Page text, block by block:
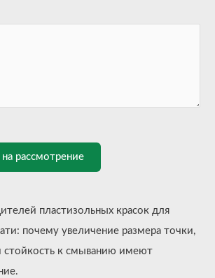
на рассмотрение
пластизольных красок для
почему увеличение размера точки,
стойкость к смыванию имеют